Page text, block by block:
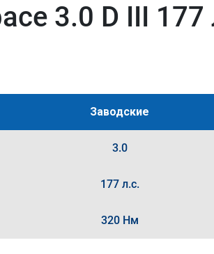
3.0 D III
Заводские
3.0
177 л.с.
320 Нм